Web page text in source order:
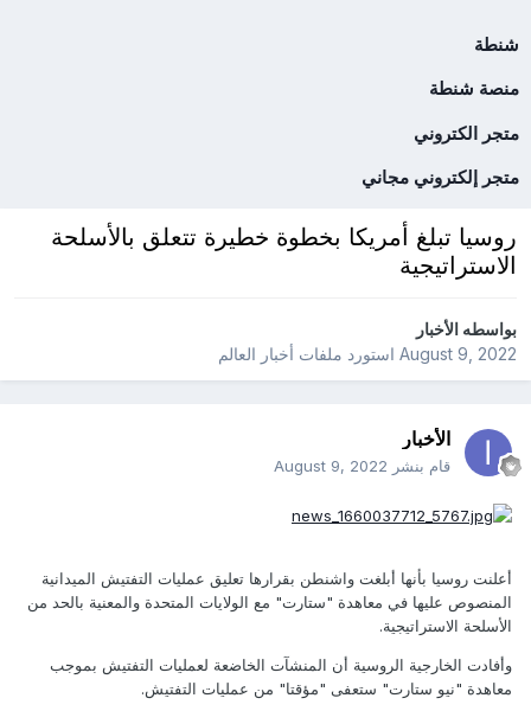
شنطة
منصة شنطة
متجر الكتروني
متجر إلكتروني مجاني
روسيا تبلغ أمريكا بخطوة خطيرة تتعلق بالأسلحة
الاستراتيجية
بواسطهالأخبار
August 9, 2022استورد ملفات أخبار العالم
الأخبار
قام بنشر August 9, 2022
أعلنت روسيا بأنها أبلغت واشنطن بقرارها تعليق عمليات التفتيش الميدانية
المنصوص عليها في معاهدة "ستارت" مع الولايات المتحدة والمعنية بالحد من
الأسلحة الاستراتيجية.
وأفادت الخارجية الروسية أن المنشآت الخاضعة لعمليات التفتيش بموجب
معاهدة "نيو ستارت" ستعفى "مؤقتا" من عمليات التفتيش.